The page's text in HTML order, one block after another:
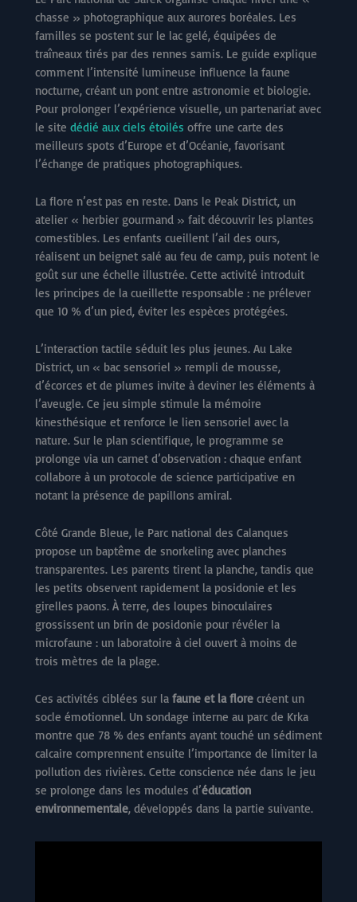
chasse » photographique aux aurores boréales. Les
familles se postent sur le lac gelé, équipées de
traîneaux tirés par des rennes samis. Le guide explique
comment l’intensité lumineuse influence la faune
nocturne, créant un pont entre astronomie et biologie.
Pour prolonger l’expérience visuelle, un partenariat avec
le site dédié aux ciels étoilés offre une carte des
meilleurs spots d’Europe et d’Océanie, favorisant
l’échange de pratiques photographiques.
La flore n’est pas en reste. Dans le Peak District, un
atelier « herbier gourmand » fait découvrir les plantes
comestibles. Les enfants cueillent l’ail des ours,
réalisent un beignet salé au feu de camp, puis notent le
goût sur une échelle illustrée. Cette activité introduit
les principes de la cueillette responsable : ne prélever
que 10 % d’un pied, éviter les espèces protégées.
L’interaction tactile séduit les plus jeunes. Au Lake
District, un « bac sensoriel » rempli de mousse,
d’écorces et de plumes invite à deviner les éléments à
l’aveugle. Ce jeu simple stimule la mémoire
kinesthésique et renforce le lien sensoriel avec la
nature. Sur le plan scientifique, le programme se
prolonge via un carnet d’observation : chaque enfant
collabore à un protocole de science participative en
notant la présence de papillons amiral.
Côté Grande Bleue, le Parc national des Calanques
propose un baptême de snorkeling avec planches
transparentes. Les parents tirent la planche, tandis que
les petits observent rapidement la posidonie et les
girelles paons. À terre, des loupes binoculaires
grossissent un brin de posidonie pour révéler la
microfaune : un laboratoire à ciel ouvert à moins de
trois mètres de la plage.
Ces activités ciblées sur la faune et la flore créent un
socle émotionnel. Un sondage interne au parc de Krka
montre que 78 % des enfants ayant touché un sédiment
calcaire comprennent ensuite l’importance de limiter la
pollution des rivières. Cette conscience née dans le jeu
se prolonge dans les modules d’éducation
environnementale, développés dans la partie suivante.